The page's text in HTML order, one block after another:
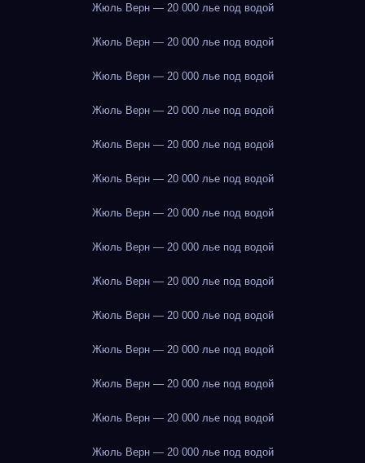
Жюль Верн — 20 000 лье под водой
Жюль Верн — 20 000 лье под водой
Жюль Верн — 20 000 лье под водой
Жюль Верн — 20 000 лье под водой
Жюль Верн — 20 000 лье под водой
Жюль Верн — 20 000 лье под водой
Жюль Верн — 20 000 лье под водой
Жюль Верн — 20 000 лье под водой
Жюль Верн — 20 000 лье под водой
Жюль Верн — 20 000 лье под водой
Жюль Верн — 20 000 лье под водой
Жюль Верн — 20 000 лье под водой
Жюль Верн — 20 000 лье под водой
Жюль Верн — 20 000 лье под водой